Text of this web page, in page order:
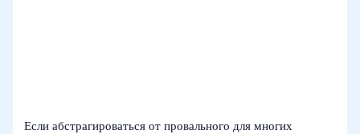
Если абстрагироваться от провального для многих